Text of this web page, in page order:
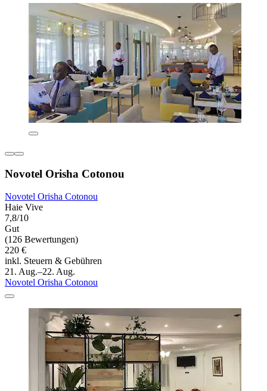
Novotel Orisha Cotonou
Novotel Orisha Cotonou
Haie Vive
7,8/10
Gut
(126 Bewertungen)
220 €
inkl. Steuern & Gebühren
21. Aug.–22. Aug.
Novotel Orisha Cotonou